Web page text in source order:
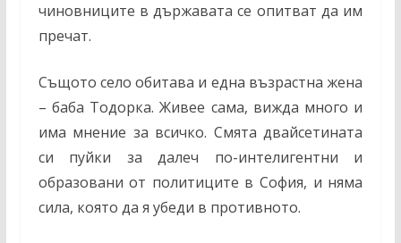
чиновниците в държавата се опитват да им
пречат.
Същото село обитава и една възрастна жена
– баба Тодорка. Живее сама, вижда много и
има мнение за всичко. Смята двайсетината
си пуйки за далеч по-интелигентни и
образовани от политиците в София, и няма
сила, която да я убеди в противното.